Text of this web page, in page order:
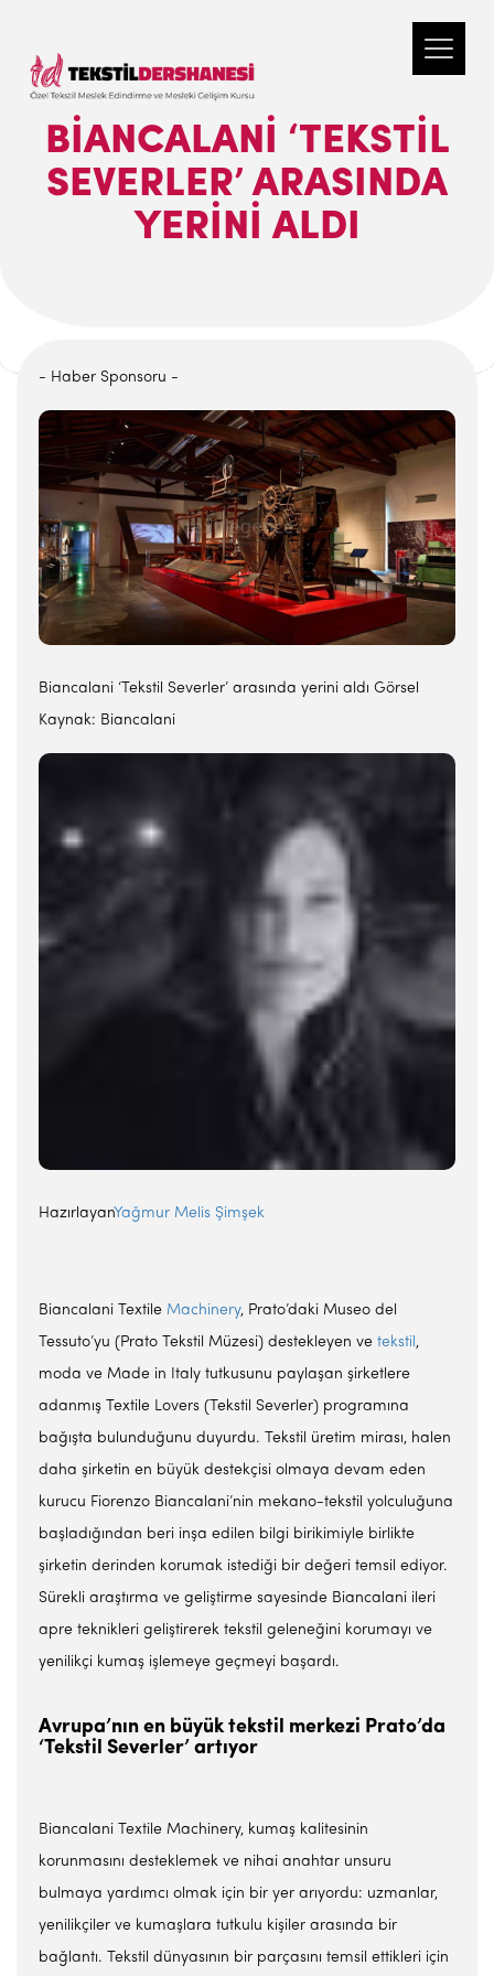
BIANCALANI ‘TEKSTIL
SEVERLER’ ARASINDA
YERINI ALDI
- Haber Sponsoru -
Biancalani ‘Tekstil Severler’ arasında yerini aldı Görsel
Kaynak: Biancalani
HazırlayanYağmur Melis Şimşek
Biancalani Textile Machinery, Prato’daki Museo del
Tessuto’yu (Prato Tekstil Müzesi) destekleyen ve tekstil ,
moda ve Made in Italy tutkusunu paylaşan şirketlere
adanmış Textile Lovers (Tekstil Severler) programına
bağışta bulunduğunu duyurdu. Tekstil üretim mirası, halen
daha şirketin en büyük destekçisi olmaya devam eden
kurucu Fiorenzo Biancalani’nin mekano-tekstil yolculuğuna
başladığından beri inşa edilen bilgi birikimiyle birlikte
şirketin derinden korumak istediği bir değeri temsil ediyor.
Sürekli araştırma ve geliştirme sayesinde Biancalani ileri
apre teknikleri geliştirerek tekstil geleneğini korumayı ve
yenilikçi kumaş işlemeye geçmeyi başardı.
Avrupa’nın en büyük tekstil merkezi Prato’da
‘Tekstil Severler’ artıyor
Biancalani Textile Machinery, kumaş kalitesinin
korunmasını desteklemek ve nihai anahtar unsuru
bulmaya yardımcı olmak için bir yer arıyordu: uzmanlar,
yenilikçiler ve kumaşlara tutkulu kişiler arasında bir
bağlantı. Tekstil dünyasının bir parçasını temsil ettikleri için